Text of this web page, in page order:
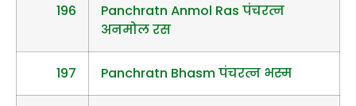
196
Panchratn Anmol Ras पंचरत्न
अनमोल रस
197 Panchratn Bhasm पंचरत्न भस्म